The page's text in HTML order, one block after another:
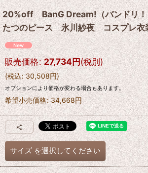
20%off BanG Dream!（バンドリ
たつのピース 氷川紗夜 コスプレ衣
販売価格: 27,734円(税別)
(税込: 30,508円)
オプションにより価格が変わる場合もあります。
希望小売価格: 34,668円
サイズ を選択してください